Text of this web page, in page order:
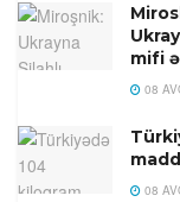
mifi
08
08